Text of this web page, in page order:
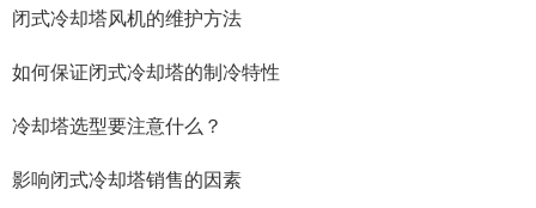
闭式冷却塔风机的维护方法
如何保证闭式冷却塔的制冷特性
冷却塔选型要注意什么？
影响闭式冷却塔销售的因素